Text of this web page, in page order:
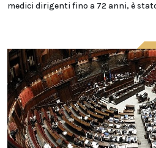
medici dirigenti fino a 72 anni, è